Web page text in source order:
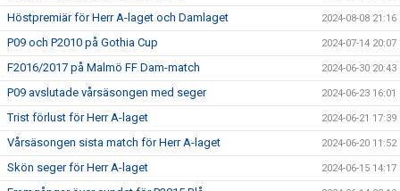
Höstpremiär för Herr A-laget och Damlaget 2024-08-08 21:16
P09 och P2010 på Gothia Cup 2024-07-14 20:07
F2016/2017 på Malmö FF Dam-match 2024-06-30 20:43
P09 avslutade vårsäsongen med seger 2024-06-23 16:01
Trist förlust för Herr A-laget 2024-06-21 17:39
Vårsäsongen sista match för Herr A-laget 2024-06-20 11:52
Skön seger för Herr A-laget 2024-06-15 14:17